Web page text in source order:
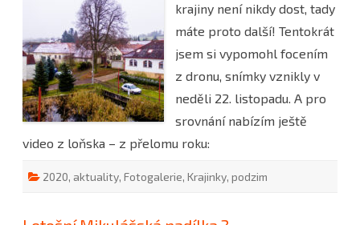
–
vol.
2
krajiny není nikdy dost, tady
máte proto další! Tentokrát
jsem si vypomohl focením
z dronu, snímky vznikly v
neděli 22. listopadu. A pro
srovnání nabízím ještě
video z loňska – z přelomu roku:
2020, aktuality, Fotogalerie, Krajinky, podzim